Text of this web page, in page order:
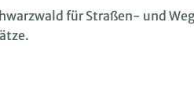
für Straßen- und